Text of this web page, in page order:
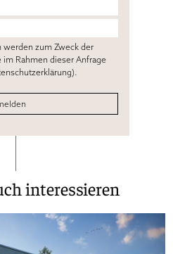
werden zum Zweck der
im Rahmen dieser Anfrage
).
interessieren